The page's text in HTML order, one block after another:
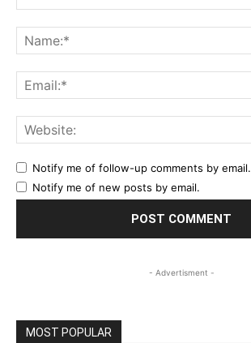
Notify me of follow-up comments by email.
Notify me of new posts by email.
- Advertisment -
MOST POPULAR